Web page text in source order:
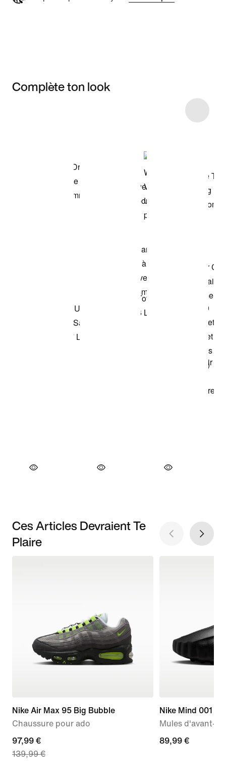
Complète ton look
Ces Articles Devraient Te
Plaire
Nike Air Max 95 Big Bubble
Chaussure pour ado
current
price
97,99 €
139,99 €
Nike Mind 001
Mules d'avant-
89,99 €
89,99 €